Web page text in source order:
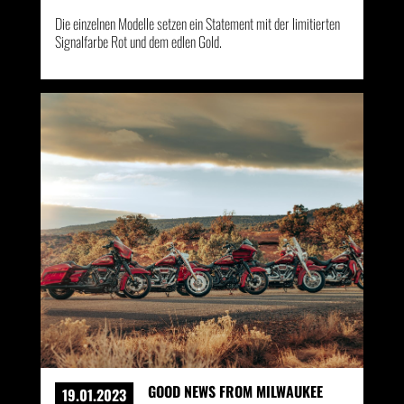
Die einzelnen Modelle setzen ein Statement mit der limitierten
Signalfarbe Rot und dem edlen Gold.
19.01.2023 GOOD NEWS FROM MILWAUKEE